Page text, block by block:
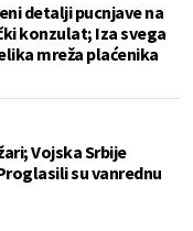
detalji pucnjave na
konzulat; Iza svega
mreža plaćenika
Vojska Srbije
su vanrednu